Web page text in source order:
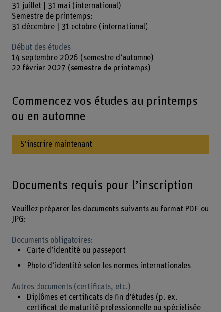
31 juillet | 31 mai (international)
Semestre de printemps:
31 décembre | 31 octobre (international)
Début des études
14 septembre 2026 (semestre d’automne)
22 février 2027 (semestre de printemps)
Commencez vos études au printemps
ou en automne
S'inscrire maintenant
Documents requis pour l’inscription
Veuillez préparer les documents suivants au format PDF ou
JPG:
Documents obligatoires:
Carte d’identité ou passeport
Photo d’identité selon les normes internationales
Autres documents (certificats, etc.)
Diplômes et certificats de fin d’études (p. ex.
certificat de maturité professionnelle ou spécialisée